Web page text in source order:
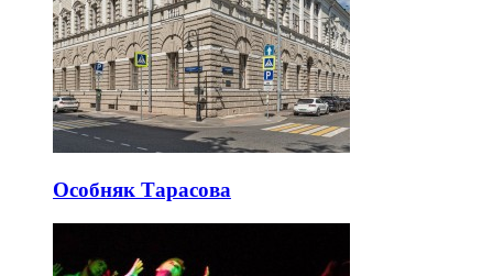
Особняк Тарасова